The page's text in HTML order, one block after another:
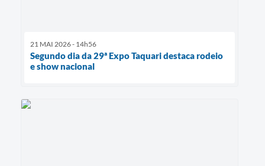
21 MAI 2026 - 14h56
Segundo dia da 29ª Expo Taquari destaca rodeio
e show nacional